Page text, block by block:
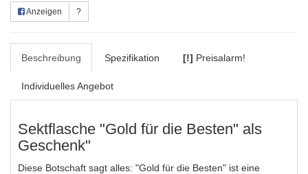
Anzeigen ?
Beschreibung Spezifikation [!] Preisalarm!
Individuelles Angebot
Sektflasche "Gold für die Besten" als
Geschenk"
Diese Botschaft sagt alles: "Gold für die Besten" ist eine